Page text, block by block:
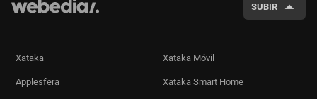
SUBIR
Xataka Xataka Móvil
Applesfera Xataka Smart Home